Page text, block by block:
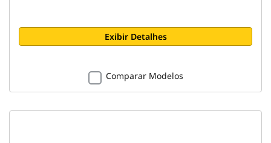
Exibir Detalhes
Comparar Modelos